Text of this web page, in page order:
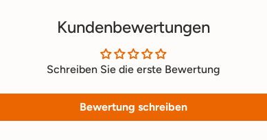
Kundenbewertungen
Schreiben Sie die erste Bewertung
Bewertung schreiben